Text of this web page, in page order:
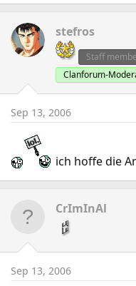
stefros
Staff
Clanforum-
Sep 13, 2006
ich hoffe die
CrImInAl
Sep 13, 2006